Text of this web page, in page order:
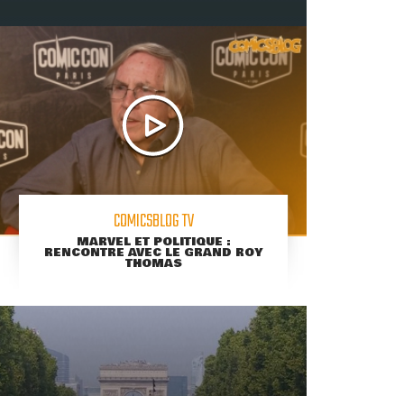
COMICSBLOG TV
MARVEL ET POLITIQUE :
RENCONTRE AVEC LE GRAND ROY
THOMAS